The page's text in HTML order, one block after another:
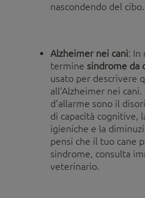
nascondendo del cibo.
Alzheimer nei cani: In
termine sindrome da
usato per descrivere
all'Alzheimer nei
d'allarme sono il
di capacità cognitive,
igieniche e la
pensi che il tuo cane
sindrome, consulta
veterinario.